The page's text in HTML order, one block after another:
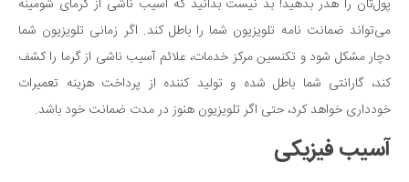
پول‌تان را هدر بدهید! بد نیست بدانید که آسیب ناشی از گرمای شومینه
می‌تواند ضمانت نامه تلویزیون شما را باطل کند. اگر زمانی تلویزیون شما
دچار مشکل شود و تکنسین مرکز خدمات، علائم آسیب ناشی از گرما را کشف
کند، گارانتی شما باطل شده و تولید کننده از پرداخت هزینه تعمیرات
خودداری خواهد کرد، حتی اگر تلویزیون هنوز در مدت ضمانت خود باشد.
آسیب فیزیکی